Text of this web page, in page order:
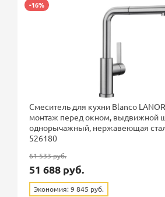
-16%
Смеситель для кухни Blanco
монтаж перед окном, выдвижной
однорычажный, нержавеющая
526180
61 533 руб.
51 688 руб.
Экономия: 9 845 руб.